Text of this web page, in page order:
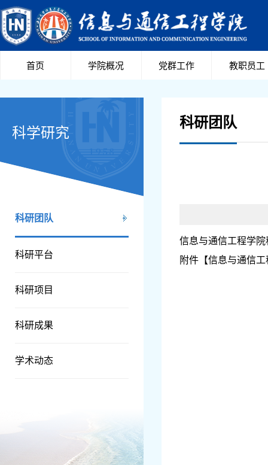
首页 学院概况 党群工作 教职员工
科学研究
科研团队
科研平台
科研项目
科研成果
学术动态
科研团队
信息与通信工程学
附件【信息与通信